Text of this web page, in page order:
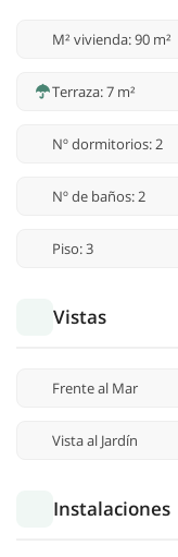
M² vivienda: 90 m²
Terraza: 7 m²
Nº dormitorios: 2
Nº de baños: 2
Piso: 3
Vistas
Frente al Mar
Vista al Jardín
Instalaciones